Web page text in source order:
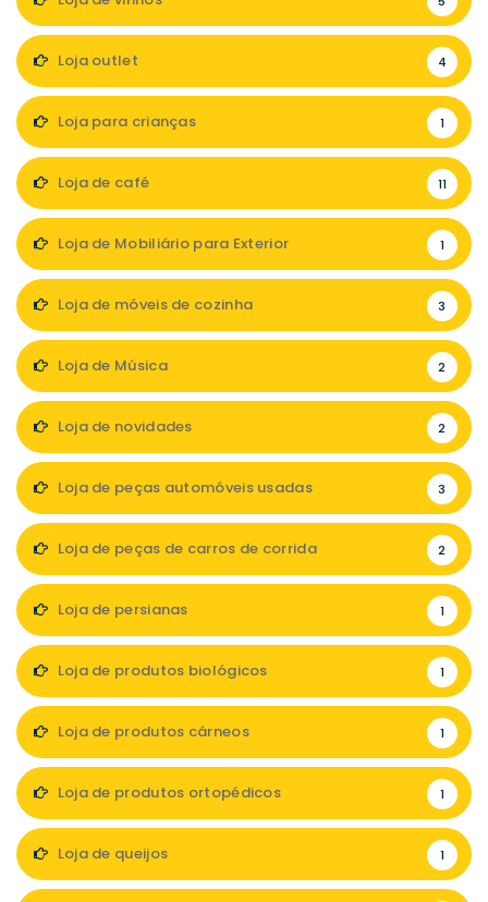
Loja outlet 4
Loja para crianças 1
Loja de café 11
Loja de Mobiliário para Exterior 1
Loja de móveis de cozinha 3
Loja de Música 2
Loja de novidades 2
Loja de peças automóveis usadas 3
Loja de peças de carros de corrida 2
Loja de persianas 1
Loja de produtos biológicos 1
Loja de produtos cárneos 1
Loja de produtos ortopédicos 1
Loja de queijos 1